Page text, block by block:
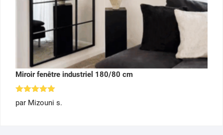
Miroir fenêtre industriel 180/80 cm
Note5
sur 5
par Mizouni s.